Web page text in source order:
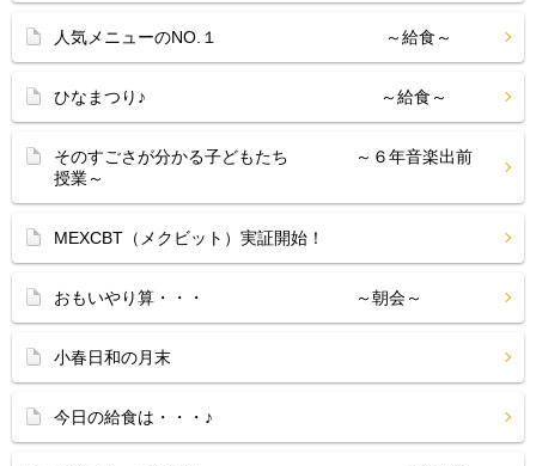
人気メニューのNO.１ ～給食～
ひなまつり♪ ～給食～
そのすごさが分かる子どもたち ～６年音楽出前
授業～
MEXCBT（メクビット）実証開始！
おもいやり算・・・ ～朝会～
小春日和の月末
今日の給食は・・・♪